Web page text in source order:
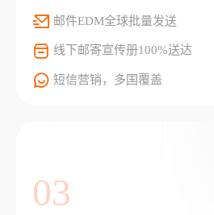
邮件EDM全球批量发送
线下邮寄宣传册100%送达
短信营销，多国覆盖
03